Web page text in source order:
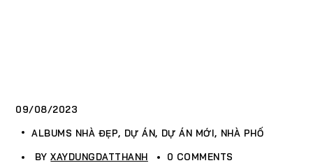
09/08/2023
ALBUMS NHÀ ĐẸP DỰ ÁN DỰ ÁN MỚI NHÀ PHỐ
BYXAYDUNGDATTHANH 0 COMMENTS